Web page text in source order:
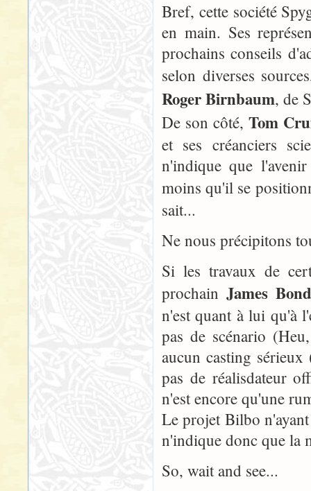
Bref, cette société
en main. Ses
prochains conseils
selon diverses
Roger Birnbaum, de
De son côté, Tom
et ses créanciers
n'indique que
moins qu'il se
sait...
Ne nous précipitons
Si les travaux de
prochain James Bond
n'est quant à lui qu'à
pas de scénario
aucun casting
pas de réalisdateur
n'est encore qu'une
Le projet Bilbo
n'indique donc que la
So, wait and see...